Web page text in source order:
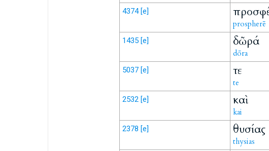
4374 [e]
prospherē
1435 [e] δῶρά
dōra
5037 [e] τε
te
2532 [e] καὶ
kai
2378 [e] θυσίας
thysias